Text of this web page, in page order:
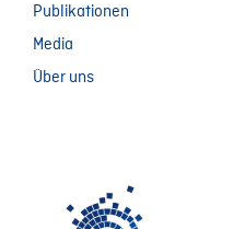
Publikationen
Media
Über uns